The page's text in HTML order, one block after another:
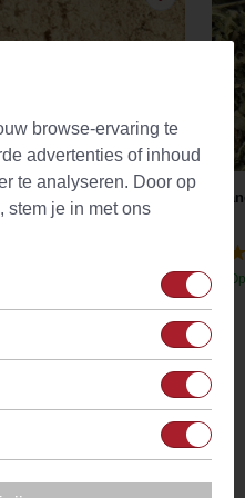
(Ulmus Rubra)
€ 8,13
wijze Yerba Mate
als een rietje in je Yerba
de onderkant een zeefje
op.
browse-ervaring te
advertenties of inhoud
te analyseren. Door op
stem je in met ons